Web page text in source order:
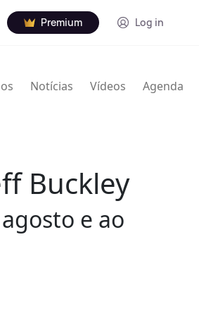
Premium Log in
Notícias Vídeos Agenda
Buckley
e ao